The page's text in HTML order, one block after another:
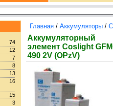
74
12
7
8
13
16
15
3
Главная / Аккумуляторы /
Аккумуляторный
элемент Coslight
490 2V (OPzV)